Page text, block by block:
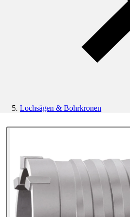
Lochsägen & Bohrkronen